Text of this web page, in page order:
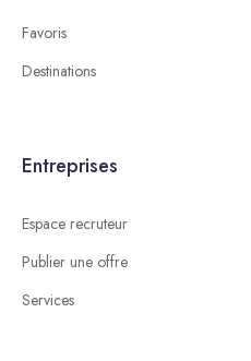
Favoris
Destinations
Entreprises
Espace recruteur
Publier une offre
Services